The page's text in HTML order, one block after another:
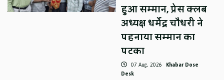
हुआ सम्मान, प्रेस क्लब
अध्यक्ष धर्मेंद्र चौधरी ने
पहनाया सम्मान का
पटका
07 Aug, 2026 Khabar Dose
Desk